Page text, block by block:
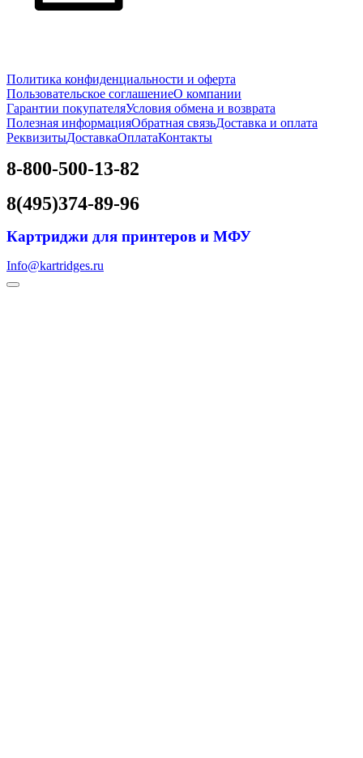
Политика конфиденциальности и оферта
Пользовательское соглашениеО компании
Гарантии покупателяУсловия обмена и возврата
Полезная информацияОбратная связьДоставка и оплата
РеквизитыДоставкаОплатаКонтакты
8-800-500-13-82
8(495)374-89-96
Картриджи для принтеров и МФУ
Info@kartridges.ru